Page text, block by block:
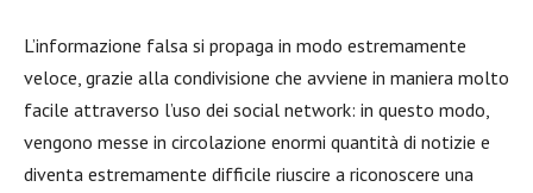
L’informazione falsa si propaga in modo estremamente
veloce, grazie alla condivisione che avviene in maniera molto
facile attraverso l’uso dei social network: in questo modo,
vengono messe in circolazione enormi quantità di notizie e
diventa estremamente difficile riuscire a riconoscere una